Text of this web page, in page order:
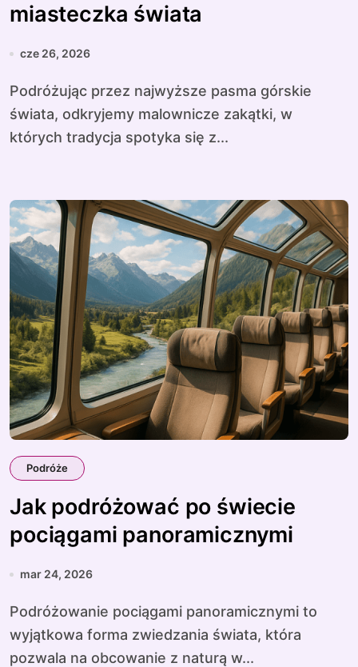
miasteczka świata
cze 26, 2026
Podróżując przez najwyższe pasma górskie
świata, odkryjemy malownicze zakątki, w
których tradycja spotyka się z...
Podróże
Jak podróżować po świecie
pociągami panoramicznymi
mar 24, 2026
Podróżowanie pociągami panoramicznymi to
wyjątkowa forma zwiedzania świata, która
pozwala na obcowanie z naturą w...